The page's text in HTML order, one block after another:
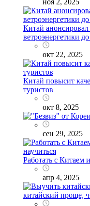
Китай
ветроэнергетики
окт 22, 2025
Китай повысит
туристов
окт 8, 2025
сен 29, 2025
Работать с Китаем
апр 4, 2025
китайский проще,